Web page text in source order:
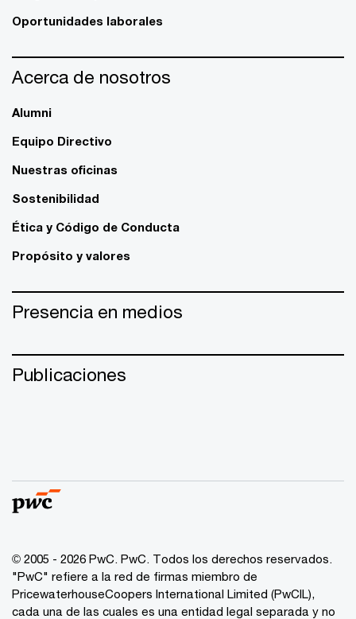
Oportunidades laborales
Acerca de nosotros
Alumni
Equipo Directivo
Nuestras oficinas
Sostenibilidad
Ética y Código de Conducta
Propósito y valores
Presencia en medios
Publicaciones
© 2005 - 2026 PwC. PwC. Todos los derechos reservados.
"PwC" refiere a la red de firmas miembro de
PricewaterhouseCoopers International Limited (PwCIL),
cada una de las cuales es una entidad legal separada y no